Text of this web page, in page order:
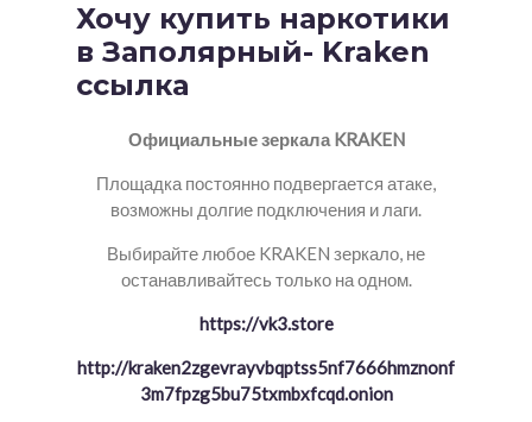
Хочу купить наркотики
в Заполярный- Kraken
ссылка
Официальные зеркала KRAKEN
Площадка постоянно подвергается атаке,
возможны долгие подключения и лаги.
Выбирайте любое KRAKEN зеркало, не
останавливайтесь только на одном.
https://vk3.store
http://kraken2zgevrayvbqptss5nf7666hmznonf
3m7fpzg5bu75txmbxfcqd.onion